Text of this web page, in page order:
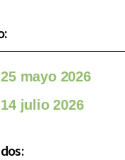
mayo 2026
julio 2026